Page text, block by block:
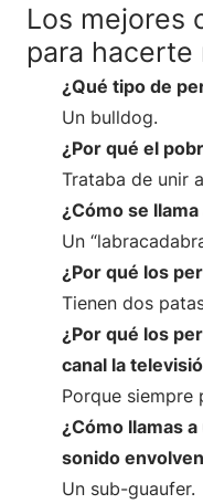
Los mejores
para hacerte
¿Qué tipo de
Un bulldog.
¿Por qué el
Trataba de unir
¿Cómo se
Un
¿Por qué los
Tienen dos
¿Por qué los
canal la
Porque siempre
¿Cómo llamas
sonido
Un sub-guaufer.